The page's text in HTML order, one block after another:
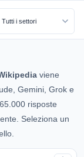
marzo 2026
viene
Gemini, Grok e
risposte
Seleziona un